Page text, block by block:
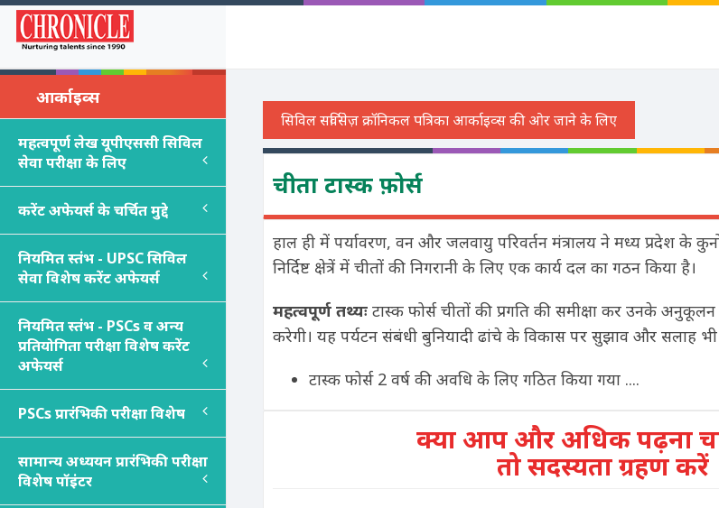
आर्काइव्स
महत्वपूर्ण लेख यूपीएससी सिविल
सेवा परीक्षा के लिए
करेंट अफेयर्स के चर्चित मुद्दे
नियमित स्तंभ - UPSC सिविल
सेवा विशेष करेंट अफेयर्स
नियमित स्तंभ - PSCsव अन्य
प्रतियोगिता परीक्षा विशेष करेंट
अफेयर्स
PSCsप्रारंभिकी परीक्षा विशेष
सामान्य अध्ययन प्रारंभिकी परीक्षा
विशेष पॉइंटर
चीता टास्क फ़ोर्स
हाल ही में पर्यावरण, वन और जलवायु परिवर्तन मंत्रालय ने मध्य प्रदेश के
निर्दिष्ट क्षेत्रें में चीतों की निगरानी के लिए एक कार्य दल का गठन किया है।
महत्वपूर्ण तथ्यः टास्क फोर्स चीतों की प्रगति की समीक्षा कर उनके अनुकूलन
करेगी। यह पर्यटन संबंधी बुनियादी ढांचे के विकास पर सुझाव और सलाह भी
टास्क फोर्स 2 वर्ष की अवधि के लिए गठित किया गया ....
क्या आप और अधिक पढ़ना
तो सदस्यता ग्रहण करें